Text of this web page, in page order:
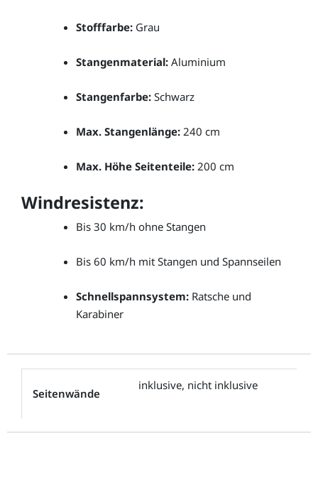
Stofffarbe: Grau
Stangenmaterial: Aluminium
Stangenfarbe: Schwarz
Max. Stangenlänge: 240 cm
Max. Höhe Seitenteile: 200 cm
Windresistenz:
Bis 30 km/h ohne Stangen
Bis 60 km/h mit Stangen und Spannseilen
Schnellspannsystem: Ratsche und
Karabiner
Seitenwände
inklusive, nicht inklusive